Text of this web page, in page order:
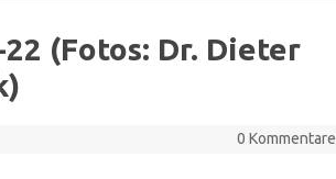
(Fotos: Dr. Dieter
0 Kommentare